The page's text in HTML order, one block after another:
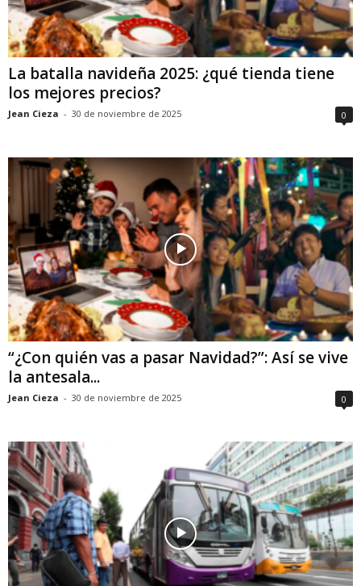
La batalla navideña 2025: ¿qué tienda tiene
los mejores precios?
Jean Cieza - 30 de noviembre de 2025 0
“¿Con quién vas a pasar Navidad?”: Así se vive
la antesala...
Jean Cieza - 30 de noviembre de 2025 0